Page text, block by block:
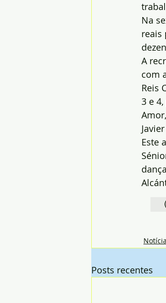
Na
reais
A
com
Reis
3 e
Este
Posts recentes